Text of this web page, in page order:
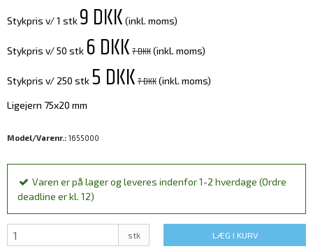
Stykpris v/ 1 stk 9 DKK (inkl. moms)
Stykpris v/ 50 stk 6 DKK7 DKK(inkl. moms)
Stykpris v/ 250 stk 5 DKK7 DKK(inkl. moms)
Ligejern 75x20 mm
Model/Varenr.: 1655000
Varen er på lager og leveres indenfor 1-2 hverdage (Ordre
deadline er kl. 12)
stk LÆG I KURV